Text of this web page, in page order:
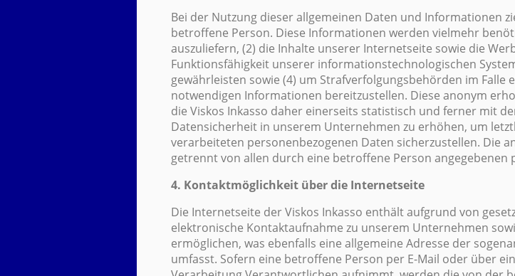
Bei der Nutzung dieser allgemeinen Daten und Informationen
betroffene Person. Diese Informationen werden vielmehr
auszuliefern, (2) die Inhalte unserer Internetseite sowie die
Funktionsfähigkeit unserer informationstechnologischen
gewährleisten sowie (4) um Strafverfolgungsbehörden im Falle
notwendigen Informationen bereitzustellen. Diese anonym
die Viskos Inkasso daher einerseits statistisch und ferner mit
Datensicherheit in unserem Unternehmen zu erhöhen, um
verarbeiteten personenbezogenen Daten sicherzustellen. Die
getrennt von allen durch eine betroffene Person angegebenen
4. Kontaktmöglichkeit über die Internetseite
Die Internetseite der Viskos Inkasso enthält aufgrund von
elektronische Kontaktaufnahme zu unserem Unternehmen
ermöglichen, was ebenfalls eine allgemeine Adresse der
umfasst. Sofern eine betroffene Person per E-Mail oder über